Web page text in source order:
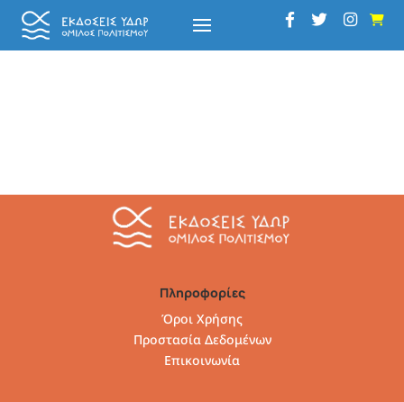
Πληροφορίες
Όροι Χρήσης
Προστασία Δεδομένων
Επικοινωνία